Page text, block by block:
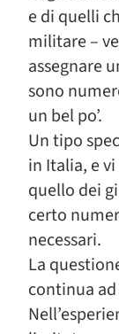
e di quelli
militare –
assegnare
sono
un bel po’.
Un tipo
in Italia, e
quello dei
certo
necessari.
La
continua